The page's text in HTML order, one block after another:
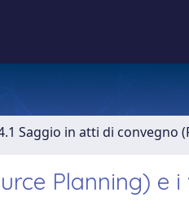
Saggio in atti di convegno
Planning)